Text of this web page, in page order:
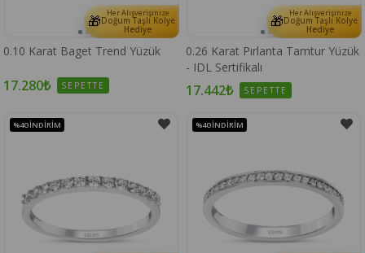
🎁 Her Alışverişinize
Doğum Taşlı Kolye
Hediye
0.10 Karat Baget Trend Yüzük
17.280₺ SEPETTE
🎁 Her Alışverişinize
Doğum Taşlı Kolye
Hediye
0.26 Karat Pırlanta Tamtur Yüzük
- IDL Sertifikalı
17.442₺ SEPETTE
%40İNDIRIM %40İNDIRIM